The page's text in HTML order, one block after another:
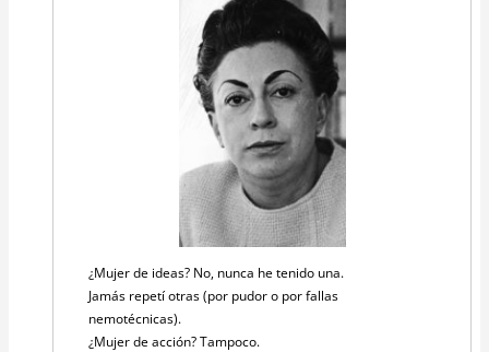
¿Mujer de ideas? No, nunca he tenido una.
Jamás repetí otras (por pudor o por fallas
nemotécnicas).
¿Mujer de acción? Tampoco.